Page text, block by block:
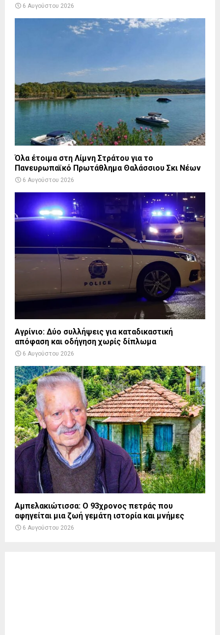
6 Αυγούστου 2026
Όλα έτοιμα στη Λίμνη Στράτου για το
Πανευρωπαϊκό Πρωτάθλημα Θαλάσσιου Σκι Νέων
6 Αυγούστου 2026
Αγρίνιο: Δύο συλλήψεις για καταδικαστική
απόφαση και οδήγηση χωρίς δίπλωμα
6 Αυγούστου 2026
Αμπελακιώτισσα: Ο 93χρονος πετράς που
αφηγείται μια ζωή γεμάτη ιστορία και μνήμες
6 Αυγούστου 2026